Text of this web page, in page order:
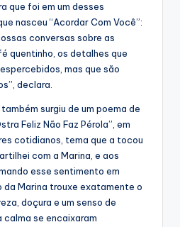
que foi em um desses
nasceu “Acordar Com Você”:
conversas sobre as
quentinho, os detalhes que
mas que são
declara.
surgiu de um poema de
Feliz Não Faz Pérola”, em
cotidianos, tema que a tocou
com a Marina, e aos
esse sentimento em
Marina trouxe exatamente o
doçura e um senso de
calma se encaixaram